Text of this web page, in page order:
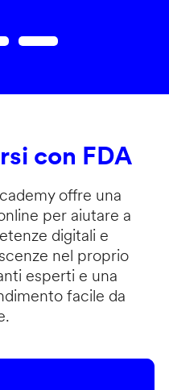
con FDA
offre una
per aiutare a
digitali e
nel proprio
esperti e una
facile da